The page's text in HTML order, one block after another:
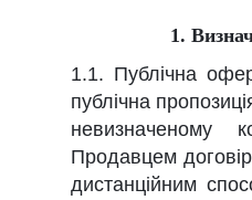
1.
1.1. Публічна
публічна
невизначеному
Продавцем
дистанційним